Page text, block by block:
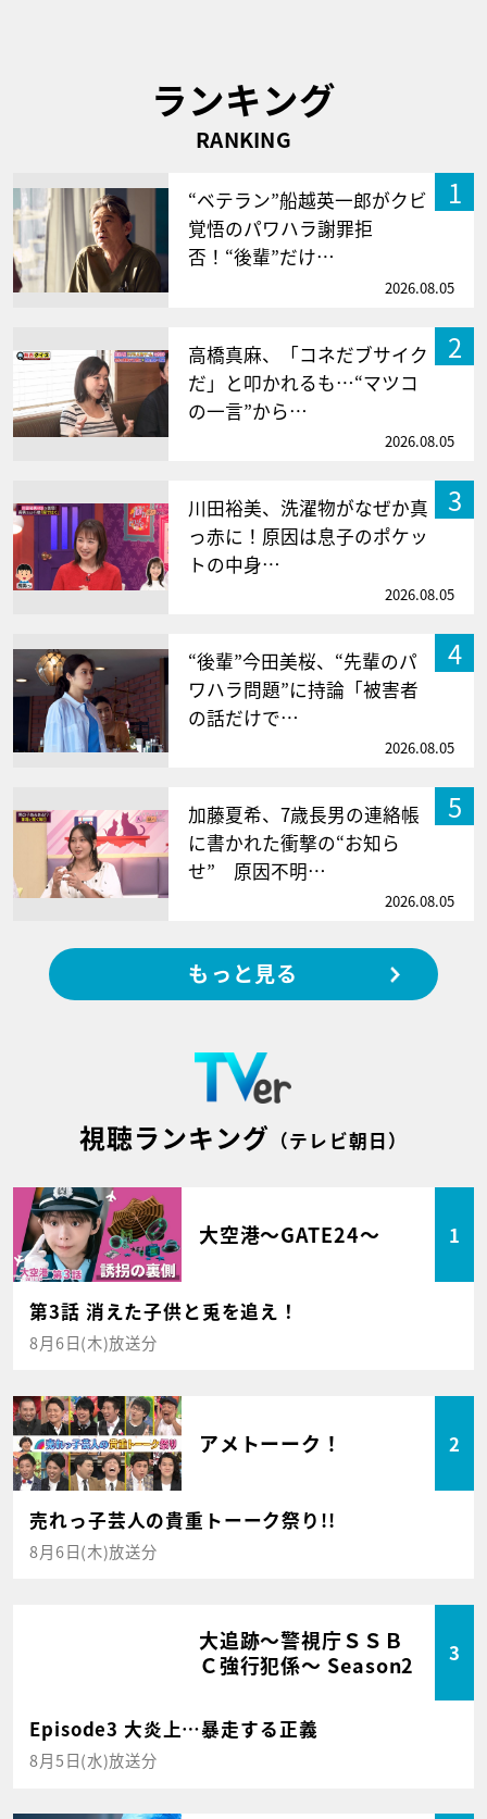
ランキング
RANKING
1
“ベテラン”船越英一郎がクビ
覚悟のパワハラ謝罪拒
否！“後輩”だけ…
2026.08.05
2
高橋真麻、「コネだブサイク
だ」と叩かれるも…“マツコ
の一言”から…
2026.08.05
3
川田裕美、洗濯物がなぜか真
っ赤に！原因は息子のポケッ
トの中身…
2026.08.05
4
“後輩”今田美桜、“先輩のパ
ワハラ問題”に持論「被害者
の話だけで…
2026.08.05
5
加藤夏希、7歳長男の連絡帳
に書かれた衝撃の“お知ら
せ” 原因不明…
2026.08.05
もっと見る
視聴ランキング （テレビ朝日）
大空港～GATE24～ 1
第3話 消えた子供と兎を追え！
8月6日(木)放送分
アメトーーク！ 2
売れっ子芸人の貴重トーーク祭り!!
8月6日(木)放送分
大追跡～警視庁ＳＳＢ
Ｃ強行犯係～ Season2
3
Episode3 大炎上…暴走する正義
8月5日(水)放送分